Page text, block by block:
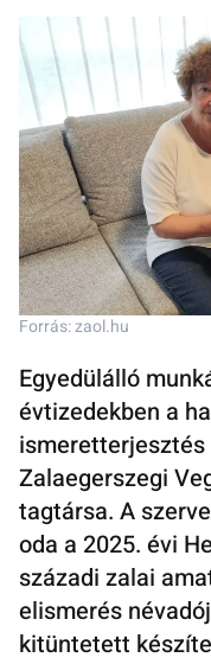
Forrás: zaol.hu
Egyedülálló
évtizedekben a
Zalaegerszegi
tagtársa. A
oda a 2025. évi
századi zalai
elismerés
kitüntetett